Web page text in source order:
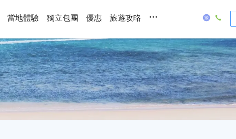
當地體驗 獨立包團 優惠 旅遊攻略 ...